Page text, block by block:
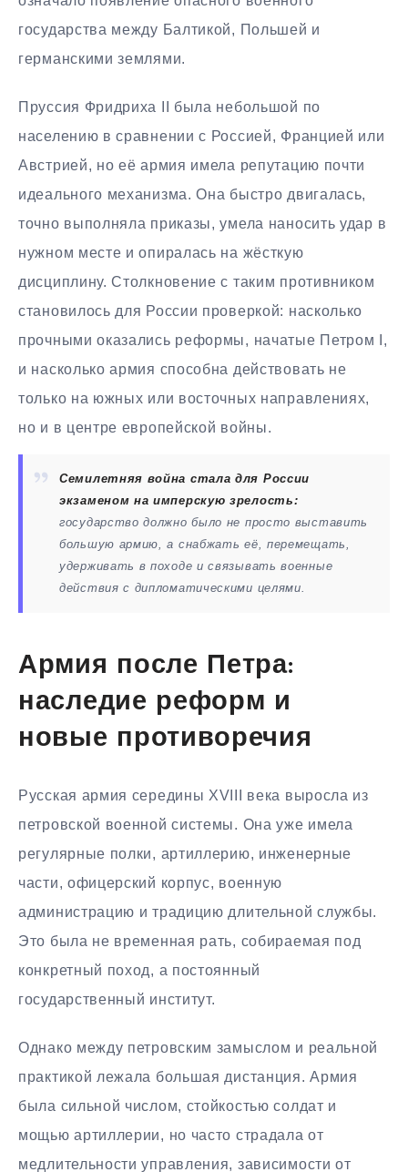
государства между Балтикой, Польшей и
германскими землями.
Пруссия Фридриха II была небольшой по
населению в сравнении с Россией, Францией или
Австрией, но её армия имела репутацию почти
идеального механизма. Она быстро двигалась,
точно выполняла приказы, умела наносить удар в
нужном месте и опиралась на жёсткую
дисциплину. Столкновение с таким противником
становилось для России проверкой: насколько
прочными оказались реформы, начатые Петром I,
и насколько армия способна действовать не
только на южных или восточных направлениях,
но и в центре европейской войны.
Семилетняя война стала для России
экзаменом на имперскую зрелость:
государство должно было не просто выставить
большую армию, а снабжать её, перемещать,
удерживать в походе и связывать военные
действия с дипломатическими целями.
Армия после Петра:
наследие реформ и
новые противоречия
Русская армия середины XVIII века выросла из
петровской военной системы. Она уже имела
регулярные полки, артиллерию, инженерные
части, офицерский корпус, военную
администрацию и традицию длительной службы.
Это была не временная рать, собираемая под
конкретный поход, а постоянный
государственный институт.
Однако между петровским замыслом и реальной
практикой лежала большая дистанция. Армия
была сильной числом, стойкостью солдат и
мощью артиллерии, но часто страдала от
медлительности управления, зависимости от